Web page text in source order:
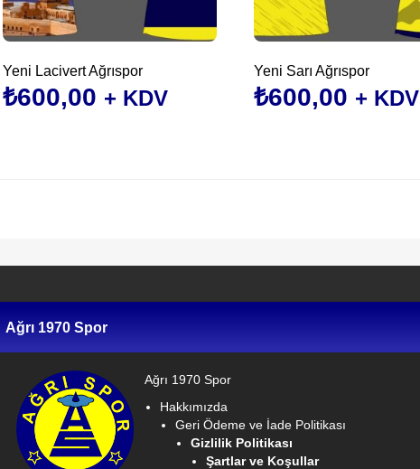
Yeni Lacivert Ağrıspor
₺600,00 + KDV
Seçenekler
sayfasından
Yeni Sarı Ağrıspor
₺600,00 + KDV
Seçenekler
Ağrı 1970 Spor
Ağrı 1970 Spor
Hakkımızda
Geri Ödeme ve İade Politikası
Gizlilik Politikası
Şartlar ve Koşullar